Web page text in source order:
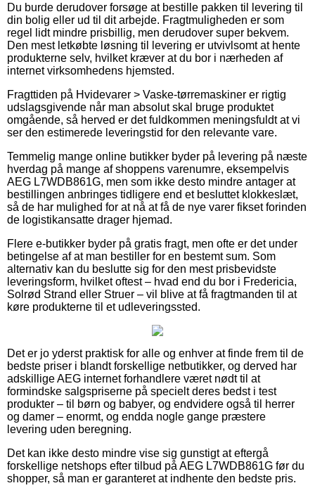
Du burde derudover forsøge at bestille pakken til levering til
din bolig eller ud til dit arbejde. Fragtmuligheden er som
regel lidt mindre prisbillig, men derudover super bekvem.
Den mest letkøbte løsning til levering er utvivlsomt at hente
produkterne selv, hvilket kræver at du bor i nærheden af
internet virksomhedens hjemsted.
Fragttiden på Hvidevarer > Vaske-tørremaskiner er rigtig
udslagsgivende når man absolut skal bruge produktet
omgående, så herved er det fuldkommen meningsfuldt at vi
ser den estimerede leveringstid for den relevante vare.
Temmelig mange online butikker byder på levering på næste
hverdag på mange af shoppens varenumre, eksempelvis
AEG L7WDB861G, men som ikke desto mindre antager at
bestillingen anbringes tidligere end et besluttet klokkeslæt,
så de har mulighed for at nå at få de nye varer fikset forinden
de logistikansatte drager hjemad.
Flere e-butikker byder på gratis fragt, men ofte er det under
betingelse af at man bestiller for en bestemt sum. Som
alternativ kan du beslutte sig for den mest prisbevidste
leveringsform, hvilket oftest – hvad end du bor i Fredericia,
Solrød Strand eller Struer – vil blive at få fragtmanden til at
køre produkterne til et udleveringssted.
Det er jo yderst praktisk for alle og enhver at finde frem til de
bedste priser i blandt forskellige netbutikker, og derved har
adskillige AEG internet forhandlere været nødt til at
formindske salgspriserne på specielt deres bedst i test
produkter – til børn og babyer, og endvidere også til herrer
og damer – enormt, og endda nogle gange præstere
levering uden beregning.
Det kan ikke desto mindre vise sig gunstigt at eftergå
forskellige netshops efter tilbud på AEG L7WDB861G før du
shopper, så man er garanteret at indhente den bedste pris.